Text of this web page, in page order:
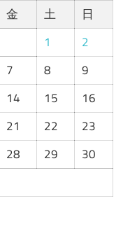
金 土
日
1
2
7 8
9
14 15
16
21 22
23
28 29
30